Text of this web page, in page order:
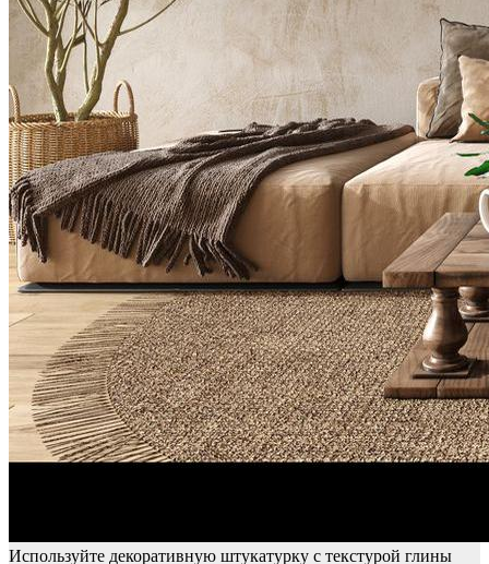
Используйте декоративную штукатурку с текстурой глины